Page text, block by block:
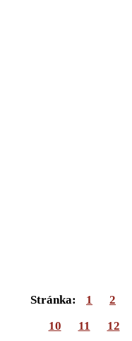
Stránka: 1 2
10
11 12